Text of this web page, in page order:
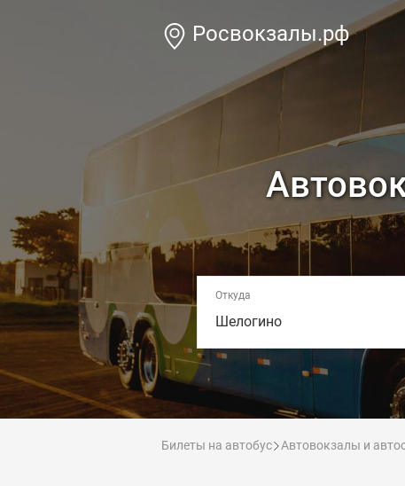
Росвокзалы.рф
Откуда
Шелогино
Билеты на автобус Автовокзалы и